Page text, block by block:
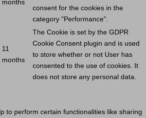
months
consent for the cookies in the
category "Performance".
11
months
The Cookie is set by the GDPR
Cookie Consent plugin and is used
to store whether or not User has
consented to the use of cookies. It
does not store any personal data.
to perform certain functionalities like sharing